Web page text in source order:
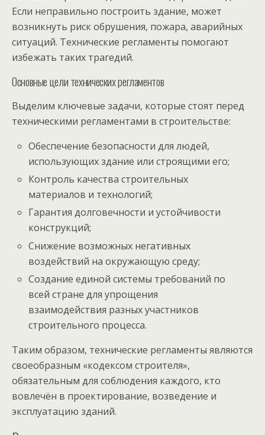
Если неправильно построить здание, может
возникнуть риск обрушения, пожара, аварийных
ситуаций. Технические регламенты помогают
избежать таких трагедий.
Основные цели технических регламентов
Выделим ключевые задачи, которые стоят перед
техническими регламентами в строительстве:
Обеспечение безопасности для людей,
использующих здание или строящими его;
Контроль качества строительных
материалов и технологий;
Гарантия долговечности и устойчивости
конструкций;
Снижение возможных негативных
воздействий на окружающую среду;
Создание единой системы требований по
всей стране для упрощения
взаимодействия разных участников
строительного процесса.
Таким образом, технические регламенты являются
своеобразным «кодексом строителя»,
обязательным для соблюдения каждого, кто
вовлечён в проектирование, возведение и
эксплуатацию зданий.